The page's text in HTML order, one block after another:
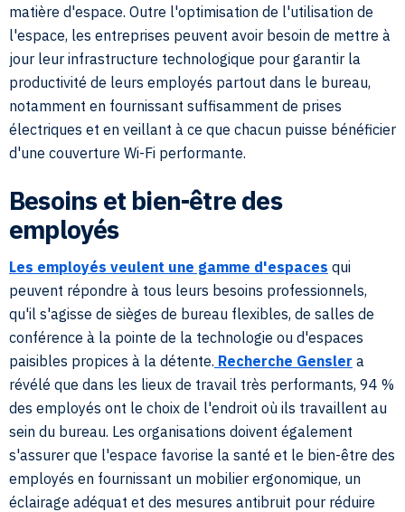
matière d'espace. Outre l'optimisation de l'utilisation de
l'espace, les entreprises peuvent avoir besoin de mettre à
jour leur infrastructure technologique pour garantir la
productivité de leurs employés partout dans le bureau,
notamment en fournissant suffisamment de prises
électriques et en veillant à ce que chacun puisse bénéficier
d'une couverture Wi-Fi performante.
Besoins et bien-être des
employés
Les employés veulent une gamme d'espaces qui
peuvent répondre à tous leurs besoins professionnels,
qu'il s'agisse de sièges de bureau flexibles, de salles de
conférence à la pointe de la technologie ou d'espaces
paisibles propices à la détente. Recherche Gensler a
révélé que dans les lieux de travail très performants, 94 %
des employés ont le choix de l'endroit où ils travaillent au
sein du bureau. Les organisations doivent également
s'assurer que l'espace favorise la santé et le bien-être des
employés en fournissant un mobilier ergonomique, un
éclairage adéquat et des mesures antibruit pour réduire